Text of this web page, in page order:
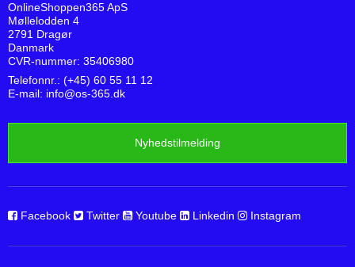
OnlineShoppen365 ApS
Møllelodden 4
2791 Dragør
Danmark
CVR-nummer: 35406980
Telefonnr.: (+45) 60 55 11 12
E-mail: info@os-365.dk
Nyhedstilmelding
Facebook Twitter Youtube Linkedin Instagram